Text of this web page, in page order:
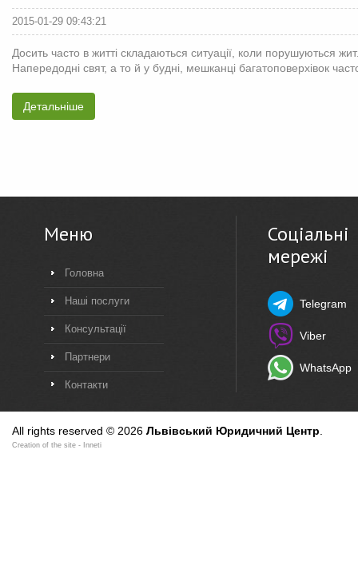
2015-01-29 09:43:21
Досить часто в житті складаються ситуації, коли порушуються
Напередодні свят, а то й у будні, мешканці багатоповерхівок
Детальніше
Меню
Головна
Наші послуги
Консультації
Партнери
Контакти
Соціальні
мережі
Telegram
Viber
WhatsApp
All rights reserved © 2026 Львівський Юридичний Центр
Creation of the site - Inneti